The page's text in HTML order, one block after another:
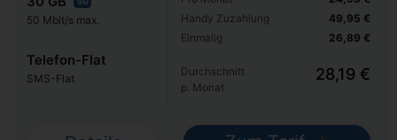
50 Mbit/s max.
Telefon-Flat
SMS-Flat
Handy Zuzahlung
Einmalig
49,95 €
26,89 €
Durchschnitt
p. Monat
28,19 €